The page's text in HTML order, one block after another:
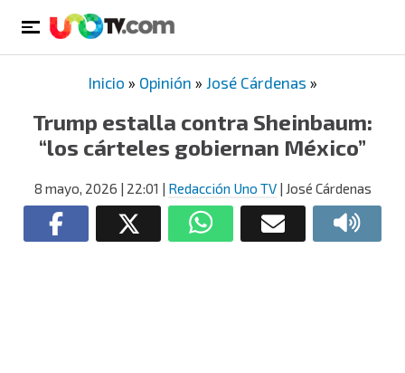
Inicio » Opinión » José Cárdenas »
Trump estalla contra Sheinbaum:
“los cárteles gobiernan México”
8 mayo, 2026 | 22:01 | Redacción Uno TV| José Cárdenas